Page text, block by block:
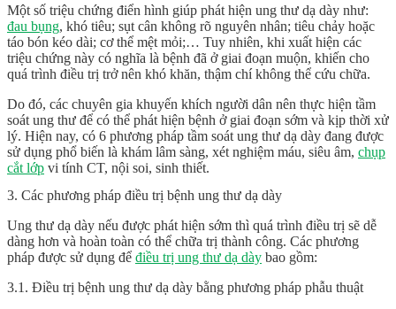
Một số triệu chứng điển hình giúp phát hiện ung thư dạ dày như:
đau bụng, khó tiêu; sụt cân không rõ nguyên nhân; tiêu chảy hoặc
táo bón kéo dài; cơ thể mệt mỏi;… Tuy nhiên, khi xuất hiện các
triệu chứng này có nghĩa là bệnh đã ở giai đoạn muộn, khiến cho
quá trình điều trị trở nên khó khăn, thậm chí không thể cứu chữa.
Do đó, các chuyên gia khuyến khích người dân nên thực hiện tầm
soát ung thư để có thể phát hiện bệnh ở giai đoạn sớm và kịp thời xử
lý. Hiện nay, có 6 phương pháp tầm soát ung thư dạ dày đang được
sử dụng phổ biến là khám lâm sàng, xét nghiệm máu, siêu âm, chụp
cắt lớp vi tính CT, nội soi, sinh thiết.
3. Các phương pháp điều trị bệnh ung thư dạ dày
Ung thư dạ dày nếu được phát hiện sớm thì quá trình điều trị sẽ dễ
dàng hơn và hoàn toàn có thể chữa trị thành công. Các phương
pháp được sử dụng để điều trị ung thư dạ dày bao gồm:
3.1. Điều trị bệnh ung thư dạ dày bằng phương pháp phẫu thuật